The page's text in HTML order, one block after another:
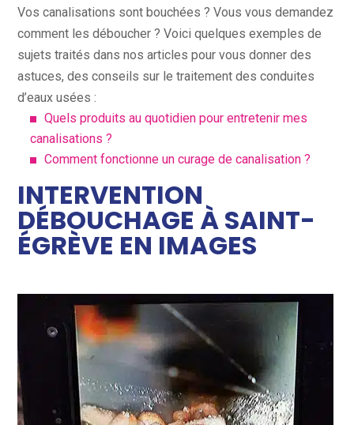
Vos canalisations sont bouchées ? Vous vous demandez
comment les déboucher ? Voici quelques exemples de
sujets traités dans nos articles pour vous donner des
astuces, des conseils sur le traitement des conduites
d’eaux usées :
Quels produits au quotidien pour entretenir mes
canalisations ?
Comment fonctionne un curage de canalisation ?
INTERVENTION
DÉBOUCHAGE À SAINT-
ÉGRÈVE EN IMAGES